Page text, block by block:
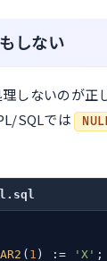
しない
しないのが正
SQLでは
( 1 ) := 'X'